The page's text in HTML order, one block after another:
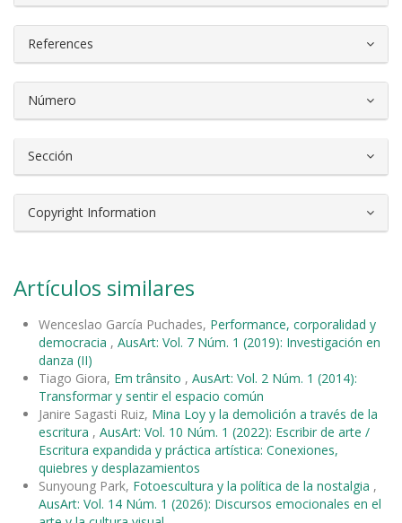
References
Número
Sección
Copyright Information
Artículos similares
Wenceslao García Puchades, Performance, corporalidad y
democracia , AusArt: Vol. 7 Núm. 1 (2019): Investigación en
danza (II)
Tiago Giora, Em trânsito , AusArt: Vol. 2 Núm. 1 (2014):
Transformar y sentir el espacio común
Janire Sagasti Ruiz, Mina Loy y la demolición a través de la
escritura , AusArt: Vol. 10 Núm. 1 (2022): Escribir de arte /
Escritura expandida y práctica artística: Conexiones,
quiebres y desplazamientos
Sunyoung Park, Fotoescultura y la política de la nostalgia ,
AusArt: Vol. 14 Núm. 1 (2026): Discursos emocionales en el